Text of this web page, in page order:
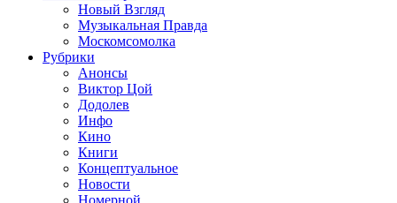
Новый Взгляд
Музыкальная Правда
Москомсомолка
Рубрики
Анонсы
Виктор Цой
Додолев
Инфо
Кино
Книги
Концептуальное
Новости
Номерной